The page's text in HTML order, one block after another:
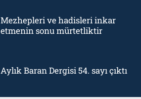
Mezhepleri ve hadisleri inkar
etmenin sonu mürtetliktir
Aylık Baran Dergisi 54. sayı çıktı